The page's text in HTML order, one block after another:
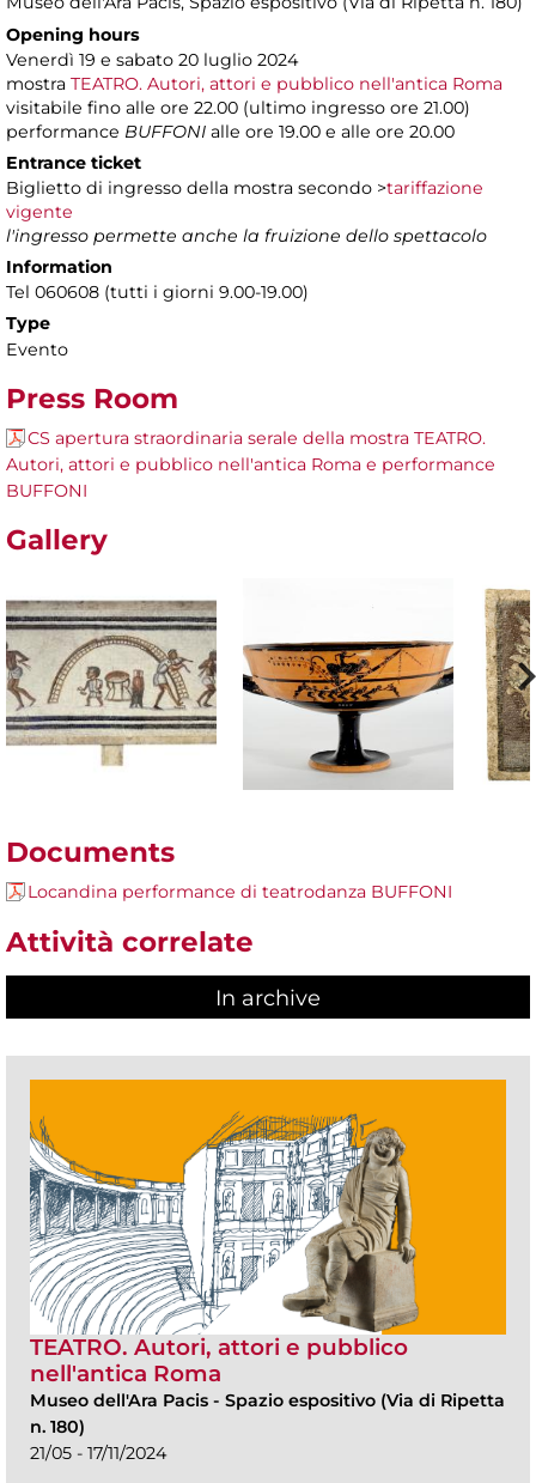
Opening hours
Venerdì 19 e sabato 20 luglio 2024
mostra TEATRO. Autori, attori e pubblico nell'antica Roma
visitabile fino alle ore 22.00 (ultimo ingresso ore 21.00)
performance BUFFONI alle ore 19.00 e alle ore 20.00
Entrance ticket
Biglietto di ingresso della mostra secondo >tariffazione
vigente
l'ingresso permette anche la fruizione dello spettacolo
Information
Tel 060608 (tutti i giorni 9.00-19.00)
Type
Evento
Press Room
CS apertura straordinaria serale della mostra TEATRO.
Autori, attori e pubblico nell'antica Roma e performance
BUFFONI
Gallery
Documents
Locandina performance di teatrodanza BUFFONI
Attività correlate
In archive
TEATRO. Autori, attori e pubblico
nell'antica Roma
Museo dell'Ara Pacis - Spazio espositivo (Via di Ripetta
n. 180)
21/05 - 17/11/2024